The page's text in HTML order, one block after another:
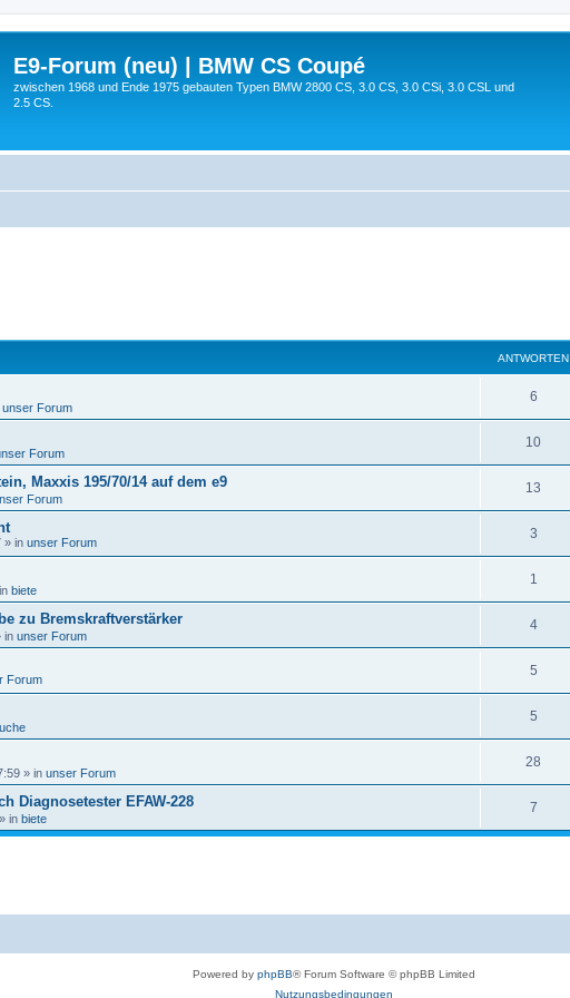
E9-Forum (neu) | BMW CS Coupé
zwischen 1968 und Ende 1975 gebauten Typen BMW 2800 CS, 3.0 CS, 3.0 CSi, 3.0 CSL und
2.5 CS.
ANTWORTEN
unser Forum
6
Forum
10
Maxxis 195/70/14 auf dem e9
Forum
13
» in unser Forum
3
biete
1
zu Bremskraftverstärker
in unser Forum
4
Forum
5
5
» in unser Forum
28
Diagnosetester EFAW-228
» in biete
7
Powered by phpBB® Forum Software © phpBB Limited
Nutzungsbedingungen